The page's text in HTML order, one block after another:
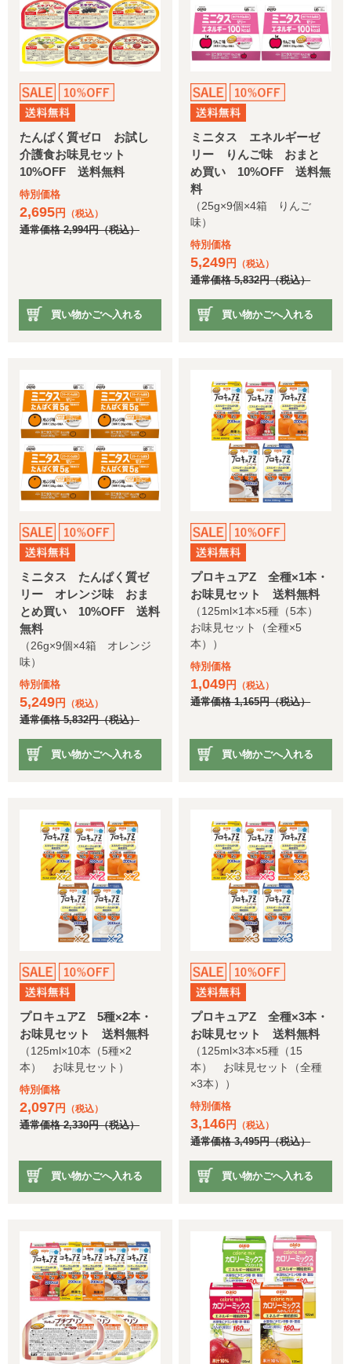
たんぱく質ゼロ お試し
介護食お味見セット
10%OFF 送料無料
特別価格
2,695円 （税込）
通常価格2,994円（税込）
買い物かごへ入れる
ミニタス エネルギーゼ
リー りんご味 おまと
め買い 10%OFF 送料無
料
（25g×9個×4箱 りんご
味）
特別価格
5,249円 （税込）
通常価格5,832円（税込）
買い物かごへ入れる
ミニタス たんぱく質ゼ
リー オレンジ味 おま
とめ買い 10%OFF 送料
無料
（26g×9個×4箱 オレンジ
味）
特別価格
5,249円 （税込）
通常価格5,832円（税込）
買い物かごへ入れる
プロキュアZ 全種×1本・
お味見セット 送料無料
（125ml×1本×5種（5本）
お味見セット（全種×5
本））
特別価格
1,049円 （税込）
通常価格1,165円（税込）
買い物かごへ入れる
プロキュアZ 5種×2本・
お味見セット 送料無料
（125ml×10本（5種×2
本） お味見セット）
特別価格
2,097円 （税込）
通常価格2,330円（税込）
買い物かごへ入れる
プロキュアZ 全種×3本・
お味見セット 送料無料
（125ml×3本×5種（15
本） お味見セット（全種
×3本））
特別価格
3,146円 （税込）
通常価格3,495円（税込）
買い物かごへ入れる